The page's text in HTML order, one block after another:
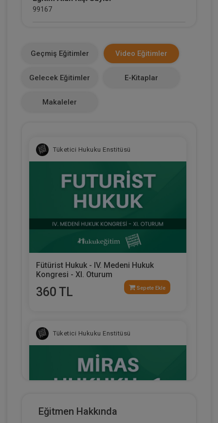
99167
1
Geçmiş Eğitimler Video Eğitimler
Gelecek Eğitimler E-Kitaplar
Makaleler
Tüketici Hukuku Enstitüsü
Fütürist Hukuk - IV. Medeni Hukuk
Kongresi - XI. Oturum
360 TL Sepete Ekle
Tüketici Hukuku Enstitüsü
Eğitmen Hakkında